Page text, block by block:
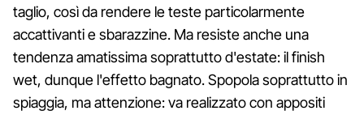
taglio, così da rendere le teste particolarmente
accattivanti e sbarazzine. Ma resiste anche una
tendenza amatissima soprattutto d'estate: il finish
wet, dunque l'effetto bagnato. Spopola soprattutto in
spiaggia, ma attenzione: va realizzato con appositi